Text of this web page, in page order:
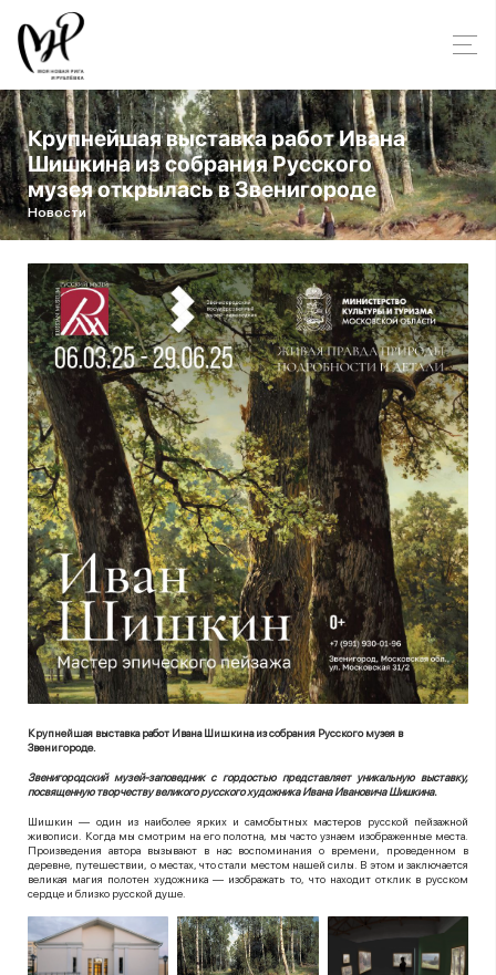
Крупнейшая выставка работ Ивана
Шишкина из собрания Русского
музея открылась в Звенигороде
Новости
Крупнейшая выставка работ Ивана Шишкина из собрания Русского музея в
Звенигороде.
Звенигородский музей-заповедник с гордостью представляет уникальную выставку,
посвященную творчеству великого русского художника Ивана Ивановича Шишкина.
Шишкин — один из наиболее ярких и самобытных мастеров русской пейзажной
живописи. Когда мы смотрим на его полотна, мы часто узнаем изображенные места.
Произведения автора вызывают в нас воспоминания о времени, проведенном в
деревне, путешествии, о местах, что стали местом нашей силы. В этом и заключается
великая магия полотен художника — изображать то, что находит отклик в русском
сердце и близко русской душе.